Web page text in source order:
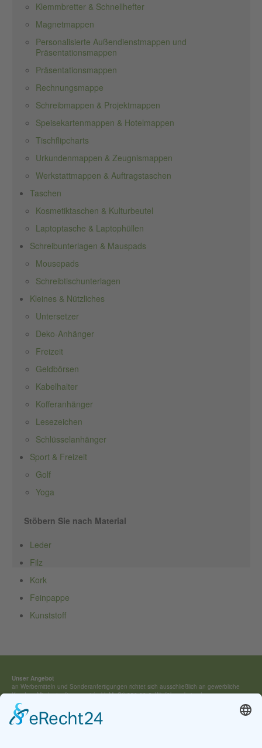
Klemmbretter & Schnellhefter
Magnetmappen
Personalisierte Außendienstmappen und
Präsentationsmappen
Präsentationsmappen
Rechnungsmappe
Schreibmappen & Projektmappen
Speisekartenmappen & Hotelmappen
Tischflipcharts
Urkundenmappen & Zeugnismappen
Werkstattmappen & Auftragstaschen
Taschen
Kosmetiktaschen & Kulturbeutel
Laptoptasche & Laptophüllen
Schreibunterlagen & Mauspads
Mousepads
Schreibtischunterlagen
Kleines & Nützliches
Untersetzer
Deko-Anhänger
Freizeit
Geldbörsen
Kabelhalter
Kofferanhänger
Lesezeichen
Schlüsselanhänger
Sport & Freizeit
Golf
Yoga
Stöbern Sie nach Material
Leder
Filz
Kork
Feinpappe
Kunststoff
Unser Angebot
an Werbemitteln und Sonderan­fertigungen richtet sich ausschließ­lich an gewerbliche
Kunden. Mindestauftragswert (exkl. MwSt) 250,00 €. Wir führen keine Lagerware,
sondern fertigen jedes Werbemittel individuell für Sie an.
Kontakt:
Tel.: +49 (0) 4154 / 7 95 40-0